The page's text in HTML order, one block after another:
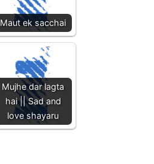
Maut ek sacchai
Mujhe dar lagta
hai || Sad and
love shayaru